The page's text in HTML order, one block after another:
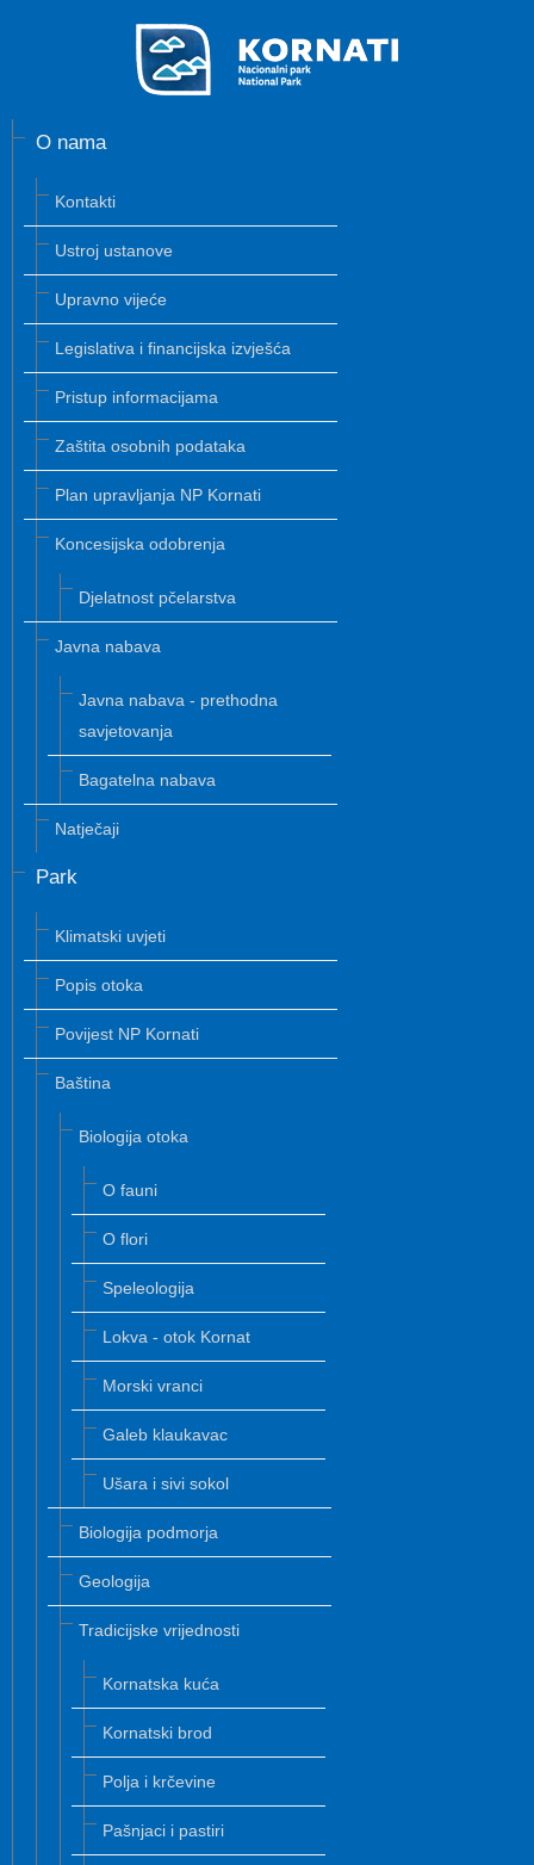
O nama
Kontakti
Ustroj ustanove
Upravno vijeće
Legislativa i financijska izvješća
Pristup informacijama
Zaštita osobnih podataka
Plan upravljanja NP Kornati
Koncesijska odobrenja
Djelatnost pčelarstva
Javna nabava
Javna nabava - prethodna
savjetovanja
Bagatelna nabava
Natječaji
Park
Klimatski uvjeti
Popis otoka
Povijest NP Kornati
Baština
Biologija otoka
O fauni
O flori
Speleologija
Lokva - otok Kornat
Morski vranci
Galeb klaukavac
Ušara i sivi sokol
Biologija podmorja
Geologija
Tradicijske vrijednosti
Kornatska kuća
Kornatski brod
Polja i krčevine
Pašnjaci i pastiri